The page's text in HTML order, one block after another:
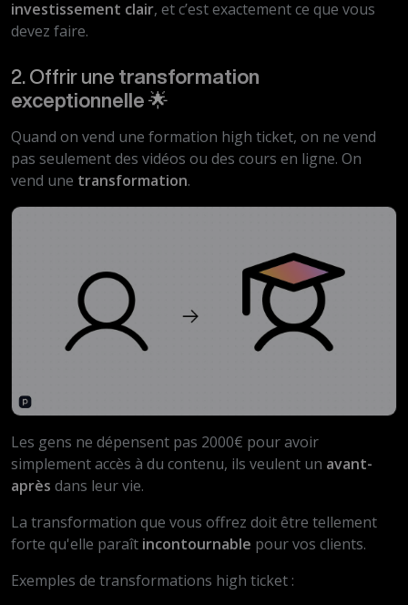
investissement clair, et c’est exactement ce que vous
devez faire.
2. Offrir une transformation
exceptionnelle 🌟
Quand on vend une formation high ticket, on ne vend
pas seulement des vidéos ou des cours en ligne. On
vend une transformation.
Les gens ne dépensent pas 2000€ pour avoir
simplement accès à du contenu, ils veulent un avant-
après dans leur vie.
La transformation que vous offrez doit être tellement
forte qu'elle paraît incontournable pour vos clients.
Exemples de transformations high ticket :